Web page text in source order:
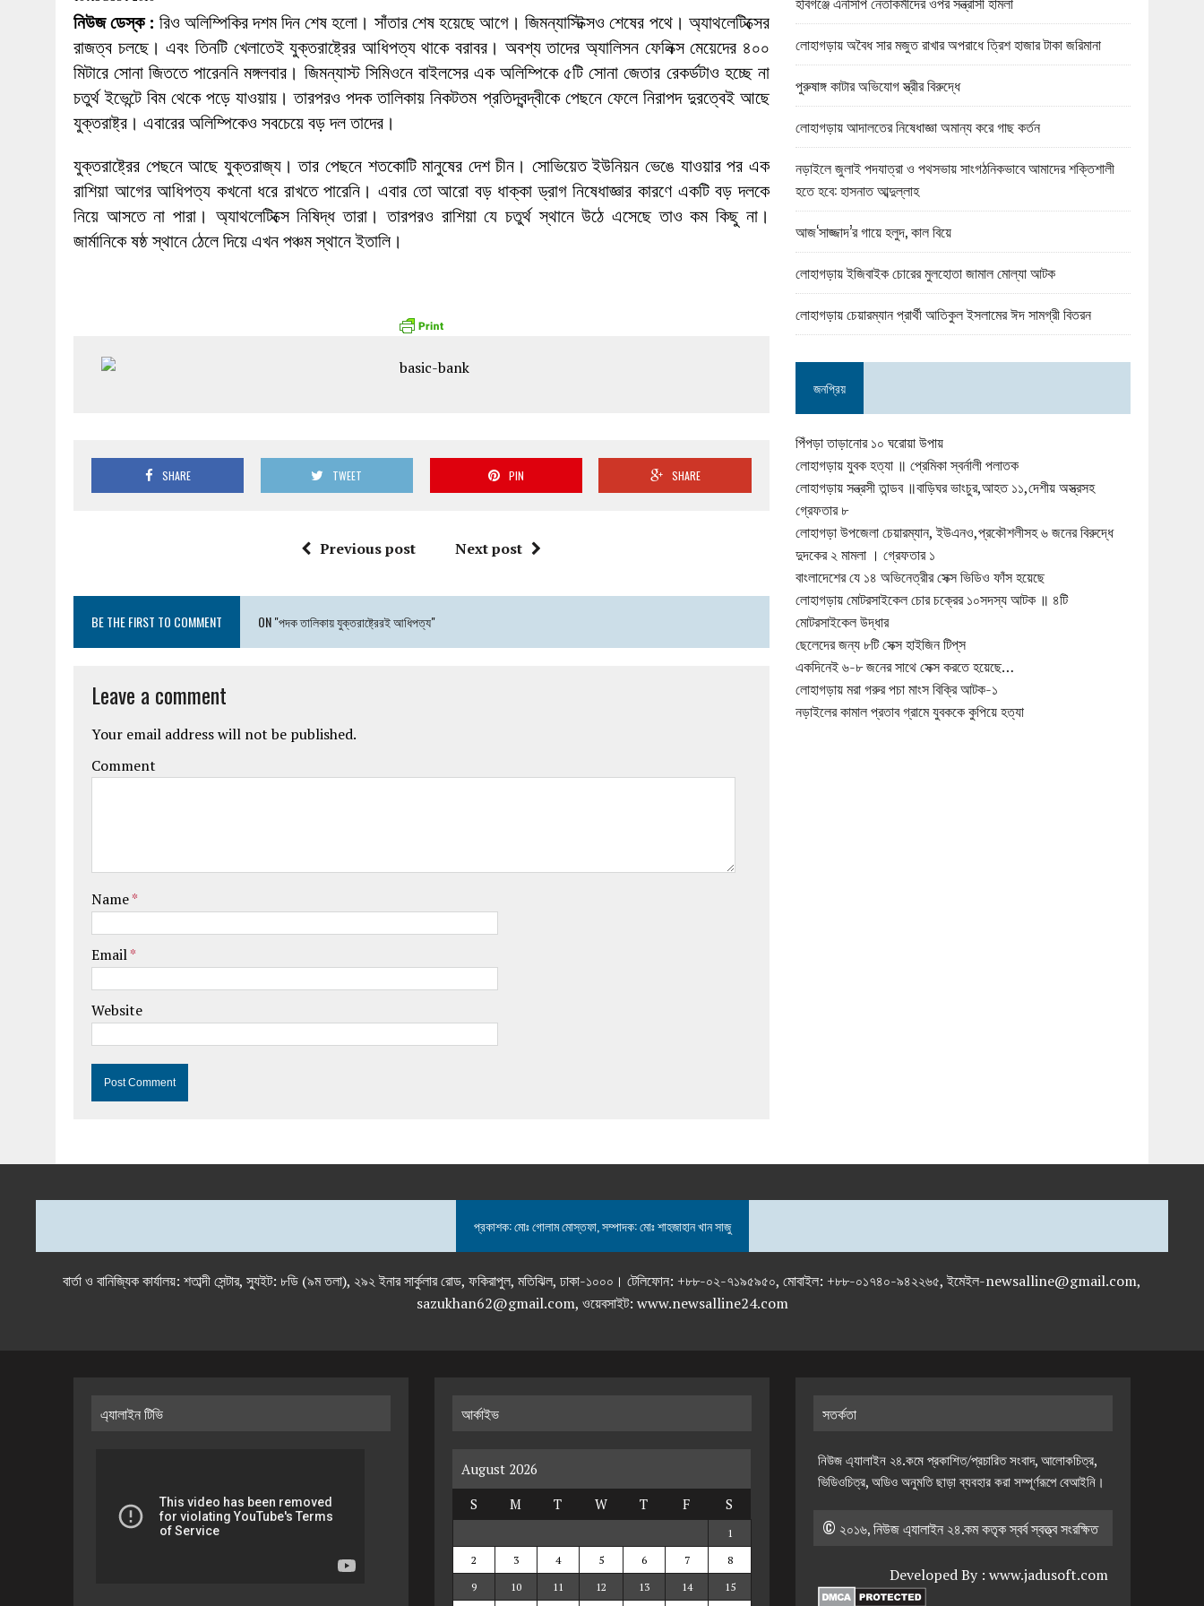
27 MAY 2026 | লোহাগড়ায় চেয়ারম্যান প্রার্থী আতিকুল ইসলামের ঈদ সামগ্রী বিতরন
1 AUGUST 2026 | লোহাগড়ায় জাল দলিলে নামজারি ॥ এসিল্যান্ড অফিসে ভয়াবহ দুর্নীতি
নিউজ ডেস্ক : রিও অলিম্পিকির দশম দিন শেষ হলো। সাঁতার শেষ হয়েছে আগে। জিমন্যাস্টিক্সও শেষের পথে। অ্যাথলেটিক্সের
রাজত্ব চলছে। এবং তিনটি খেলাতেই যুক্তরাষ্ট্রের আধিপত্য থাকে বরাবর। অবশ্য তাদের অ্যালিসন ফেলিক্স মেয়েদের ৪০০
মিটারে সোনা জিততে পারেননি মঙ্গলবার। জিমন্যাস্ট সিমিওনে বাইলসের এক অলিম্পিকে ৫টি সোনা জেতার রেকর্ডটাও হচ্ছে না
চতুর্থ ইভেন্টে বিম থেকে পড়ে যাওয়ায়। তারপরও পদক তালিকায় নিকটতম প্রতিদ্বন্দ্বীকে পেছনে ফেলে নিরাপদ দুরত্বেই আছে
যুক্তরাষ্ট্র। এবারের অলিম্পিকেও সবচেয়ে বড় দল তাদের।
যুক্তরাষ্ট্রের পেছনে আছে যুক্তরাজ্য। তার পেছনে শতকোটি মানুষের দেশ চীন। সোভিয়েত ইউনিয়ন ভেঙে যাওয়ার পর এক
রাশিয়া আগের আধিপত্য কখনো ধরে রাখতে পারেনি। এবার তো আরো বড় ধাক্কা ড্রাগ নিষেধাজ্ঞার কারণে একটি বড় দলকে
নিয়ে আসতে না পারা। অ্যাথলেটিক্সে নিষিদ্ধ তারা। তারপরও রাশিয়া যে চতুর্থ স্থানে উঠে এসেছে তাও কম কিছু না।
জার্মানিকে ষষ্ঠ স্থানে ঠেলে দিয়ে এখন পঞ্চম স্থানে ইতালি।
SHARE TWEET PIN SHARE
Previous post Next post
BE THE FIRST TO COMMENT ON "পদক তালিকায় যুক্তরাষ্ট্রেরই আধিপত্য"
Leave a comment
Your email address will not be published.
Comment
Name*
Email*
Website
লোহাগড়ায় অবৈধ সার মজুত রাখার অপরাধে ত্রিশ হাজার টাকা জরিমানা
পুরুষাঙ্গ কাটার অভিযোগ স্ত্রীর বিরুদ্ধে
লোহাগড়ায় আদালতের নিষেধাজ্ঞা অমান্য করে গাছ কর্তন
নড়াইলে জুলাই পদযাত্রা ও পথসভায় সাংগঠনিকভাবে আমাদের শক্তিশালী
হতে হবে: হাসনাত আব্দুল্লাহ
আজ‘সাজ্জাদ’র গায়ে হলুদ, কাল বিয়ে
লোহাগড়ায় ইজিবাইক চোরের মুলহোতা জামাল মোল্যা আটক
লোহাগড়ায় চেয়ারম্যান প্রার্থী আতিকুল ইসলামের ঈদ সামগ্রী বিতরন
জনপ্রিয়
পিঁপড়া তাড়ানোর ১০ ঘরোয়া উপায়
লোহাগড়ায় যুবক হত্যা ॥ প্রেমিকা স্বর্নালী পলাতক
লোহাগড়ায় সন্ত্রসী তান্ডব ॥বাড়িঘর ভাংচুর,আহত ১১,দেশীয় অস্ত্রসহ
গ্রেফতার ৮
লোহাগড়া উপজেলা চেয়ারম্যান, ইউএনও,প্রকৌশলীসহ ৬ জনের বিরুদ্ধে
দুদকের ২ মামলা । গ্রেফতার ১
বাংলাদেশের যে ১৪ অভিনেত্রীর সেক্স ভিডিও ফাঁস হয়েছে
লোহাগড়ায় মোটরসাইকেল চোর চক্রের ১০সদস্য আটক ॥ ৪টি
মোটরসাইকেল উদ্ধার
ছেলেদের জন্য ৮টি সেক্স হাইজিন টিপ্‌স
একদিনেই ৬-৮ জনের সাথে সেক্স করতে হয়েছে…
লোহাগড়ায় মরা গরুর পচা মাংস বিক্রি আটক-১
নড়াইলের কামাল প্রতাব গ্রামে যুবককে কুপিয়ে হত্যা
প্রকাশক: মোঃ গোলাম মোস্তফা, সম্পাদক: মোঃ শাহজাহান খান সাজু
বার্তা ও বানিজ্যিক কার্যালয়: শতাব্দী সেন্টার, স্যুইট: ৮ডি (৯ম তলা), ২৯২ ইনার সার্কুলার রোড, ফকিরাপুল, মতিঝিল, ঢাকা-১০০০। টেলিফোন: +৮৮-০২-৭১৯৫৯৫০, মোবাইল: +৮৮-০১৭৪০-৯৪২২৬৫, ইমেইল-newsalline@gmail.com,
sazukhan62@gmail.com, ওয়েবসাইট: www.newsalline24.com
এ্যালাইন টিভি আর্কাইভ
August 2026
S
M T W T F S
1
2
3 4 5 6 7
8
9
10 11 12 13 14 15
সতর্কতা
নিউজ এ্যালাইন ২৪.কমে প্রকাশিত/প্রচারিত সংবাদ, আলোকচিত্র,
ভিডিওচিত্র, অডিও অনুমতি ছাড়া ব্যবহার করা সম্পূর্ণরূপে বেআইনি।
© ২০১৬, নিউজ এ্যালাইন ২৪.কম কতৃক স্বর্ব স্বত্ত্ব সংরক্ষিত
Developed By : www.jadusoft.com